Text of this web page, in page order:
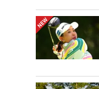
の中嶋常幸には
ならなかった』
さん（トミーア
『よかった』と
田羚菜、山口す